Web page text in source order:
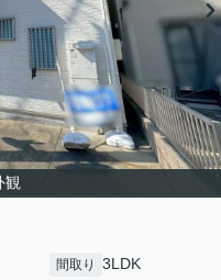
観
間取り 3LDK